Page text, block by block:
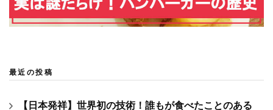
最近の投稿
【日本発祥】世界初の技術！誰もが食べたことのある